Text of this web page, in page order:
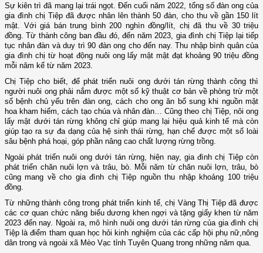
Sự kiên trì đã mang lại trái ngọt. Đến cuối năm 2022, tổng số đàn ong của
gia đình chị Tiệp đã được nhân lên thành 50 đàn, cho thu về gần 150 lít
mật. Với giá bán trung bình 200 nghìn đồng/lít, chị đã thu về 30 triệu
đồng. Từ thành công ban đầu đó, đến năm 2023, gia đình chị Tiệp lại tiếp
tục nhân đàn và duy trì 90 đàn ong cho đến nay. Thu nhập bình quân của
gia đình chị từ hoạt động nuôi ong lấy mật mật đạt khoảng 90 triệu đồng
mỗi năm kể từ năm 2023.
Chị Tiệp cho biết, để phát triển nuôi ong dưới tán rừng thành công thì
người nuôi ong phải nắm được một số kỹ thuật cơ bản về phòng trừ một
số bệnh chủ yếu trên đàn ong, cách cho ong ăn bổ sung khi nguồn mật
hoa kham hiếm, cách tạo chúa và nhân đàn… Cũng theo chị Tiệp, nôi ong
lấy mật dưới tán rừng không chỉ giúp mang lại hiệu quả kinh tế mà còn
giúp tạo ra sự đa dạng của hệ sinh thái rừng, hạn chế được một số loài
sâu bệnh phá hoại, góp phần nâng cao chất lượng rừng trồng.
Ngoài phát triển nuôi ong dưới tán rừng, hiện nay, gia đình chị Tiệp còn
phát triển chăn nuôi lợn và trâu, bò. Mỗi năm từ chăn nuôi lợn, trâu, bò
cũng mang về cho gia đình chị Tiệp nguồn thu nhập khoảng 100 triệu
đồng.
Từ những thành công trong phát triển kinh tế, chị Vàng Thị Tiệp đã được
các cơ quan chức năng biểu dương khen ngợi và tặng giấy khen từ năm
2023 đến nay. Ngoài ra, mô hình nuôi ong dưới tán rừng của gia đình chị
Tiệp là điểm tham quan học hỏi kinh nghiệm của các cấp hội phụ nữ,nông
dân trong và ngoài xã Mèo Vạc tỉnh Tuyên Quang trong những năm qua.